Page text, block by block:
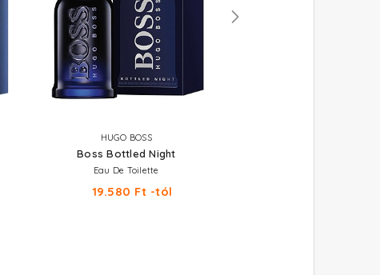
HUGO BOSS
Boss Bottled Night
Eau De Toilette
19.580 Ft -tól